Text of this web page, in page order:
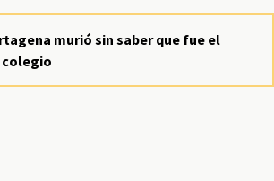
murió sin saber que fue el
colegio